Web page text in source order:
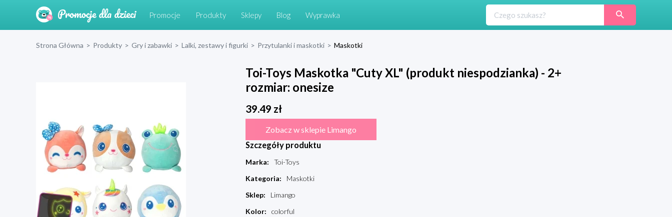
Promocje Produkty Sklepy Blog Wyprawka
Strona Główna > Produkty > Gry i zabawki > Lalki, zestawy i figurki > Przytulanki i maskotki > Maskotki
Toi-Toys Maskotka "Cuty XL" (produkt niespodzianka) - 2+
rozmiar: onesize
39.49 zł
Zobacz w sklepie Limango
Szczegóły produktu
Marka:
Toi-Toys
Kategoria:
Maskotki
Sklep:
Limango
Kolor:
colorful